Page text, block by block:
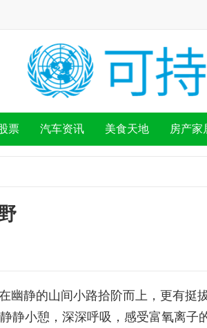
票 汽车资讯 美食天地 房产家
幽静的山间小路拾阶而上，更有挺
静小憩，深深呼吸，感受富氧离子